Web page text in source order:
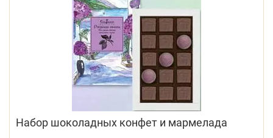
Набор шоколадных конфет и мармелада